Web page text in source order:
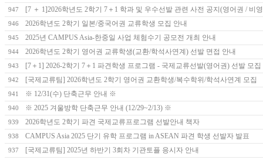
947 [7 ＋ 1]2026학년도 2학기 7＋1 학과 및 우수선발 관련 사전 공지(영어권 / 비
946 2026학년도 2학기 일본/중국어권 교류학생 모집 안내
945 2025년 CAMPUS Asia-한중일 사업 체험수기 공모전 개최 안내
944 2026학년도 2학기 영어권 교류학생(교환/학석사연계) 선발 면접 안내
943 [7＋1] 2026-2학기 7＋1 파견학생 프로그램 - 국제교류선발(영어권) 선발 모
942 [국제교류팀] 2026학년도 2학기 영어권 교환학생/복수학위/학석사연계 모집
941 ※ 12/31(수) 단축근무 안내 ※
940 ※ 2025 겨울방학 단축근무 안내 (12/29~2/13) ※
939 2026학년도 2학기 파견 국제교류프로그램 선발안내 책자
938 CAMPUS Asia 2025 단기 유학 프로그램 in ASEAN 파견 학생 선발자 발표
937
[국제교류팀] 2025년 하반기 3회차 기관토플 응시자 안내